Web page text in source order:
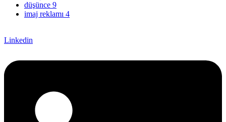
düşünce 9
imaj reklamı 4
Linkedin